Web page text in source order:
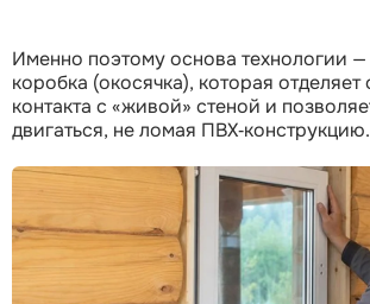
Именно поэтому основа технологии —
коробка (окосячка), которая
контакта с «живой» стеной и
двигаться, не ломая ПВХ‑конструкцию.